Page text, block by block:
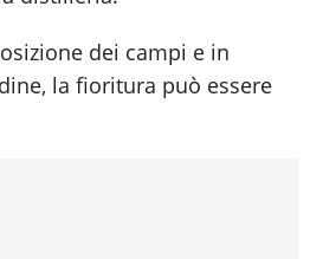
dei campi e in
la fioritura può essere